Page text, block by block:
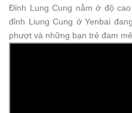
Đỉnh Lung Cung nằm ở độ
đỉnh Liung Cung ở Yenbai
phượt và những bạn trẻ đam